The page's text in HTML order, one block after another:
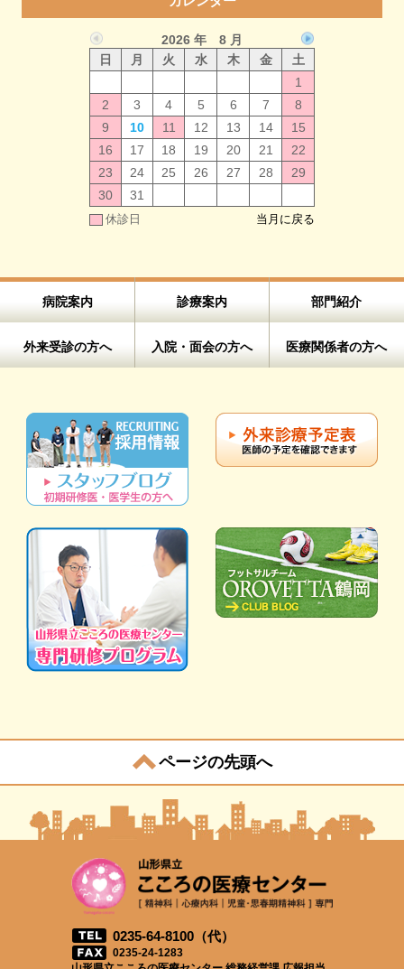
2026 年 8 月
日
月 火 水 木 金
土
1
2
3 4 5 6 7
8
9
10 11 12 13 14
15
16
17 18 19 20 21
22
23
24 25 26 27 28
29
30
31
休診日 当月に戻る
病院案内 診療案内 部門紹介
外来受診の方へ 入院・面会の方へ 医療関係者の方へ
ページの先頭へ
0235-64-8100（代）
0235-24-1283